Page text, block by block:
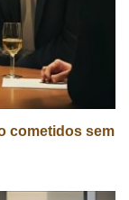
cometidos sem